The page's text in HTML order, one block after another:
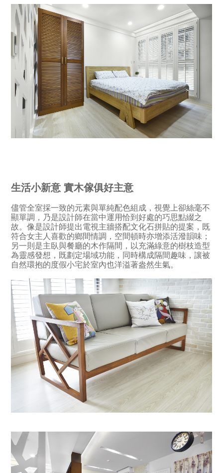
生活小新意 實木傢俱好主意
儘管全室採一致的元素與單純配色組成，視覺上卻絲毫不
顯單調，乃是設計師在當中運用恰到好處的巧思點綴之
故。像是設計師提出電視主牆搭配文化石拼貼的提案，既
符合女主人喜歡的鄉間情調，空間頓時亦增添活潑韻味；
另一則是主臥與餐廳的木作隔間，以充滿綠意的樹枝造型
為靈感發想，既劃定場域功能，同時構成隔間趣味，讓被
自然環抱的度假小宅於室內也洋溢著盎然生氣。